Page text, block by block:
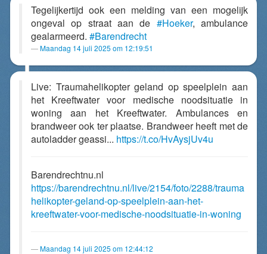
Tegelijkertijd ook een melding van een mogelijk
ongeval op straat aan de #Hoeker, ambulance
gealarmeerd. #Barendrecht
Maandag 14 juli 2025 om 12:19:51
Live: Traumahelikopter geland op speelplein aan
het Kreeftwater voor medische noodsituatie in
woning aan het Kreeftwater. Ambulances en
brandweer ook ter plaatse. Brandweer heeft met de
autoladder geassi... https://t.co/HvAysjUv4u
Barendrechtnu.nl
https://barendrechtnu.nl/live/2154/foto/2288/trauma
helikopter-geland-op-speelplein-aan-het-
kreeftwater-voor-medische-noodsituatie-in-woning
Maandag 14 juli 2025 om 12:44:12